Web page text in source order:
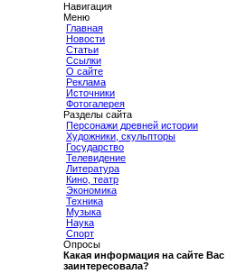
Навигация
Меню
Главная
Новости
Статьи
Ссылки
О сайте
Реклама
Источники
Фотогалерея
Разделы сайта
Персонажи древней истории
Художники, скульпторы
Государство
Телевидение
Литература
Кино, театр
Экономика
Техника
Музыка
Наука
Спорт
Опросы
Какая информация на сайте Вас
заинтересовала?